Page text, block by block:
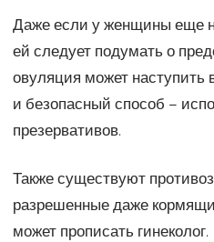
Даже если у женщины еще
ей следует подумать о
овуляция может наступить
и безопасный способ –
презервативов.
Также существуют
разрешенные даже
может прописать гинеколог.